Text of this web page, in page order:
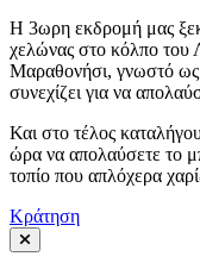
Η 3ωρη εκδρομή μας
χελώνας στο κόλπο του
Μαραθονήσι, γνωστό
συνεχίζει για να
Και στο τέλος
ώρα να απολαύσετε το
τοπίο που απλόχερα
Κράτηση